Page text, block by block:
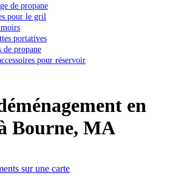
de propane
pour le gril
portatives
de propane
pour réservoir
en
Bourne, MA
sur une carte